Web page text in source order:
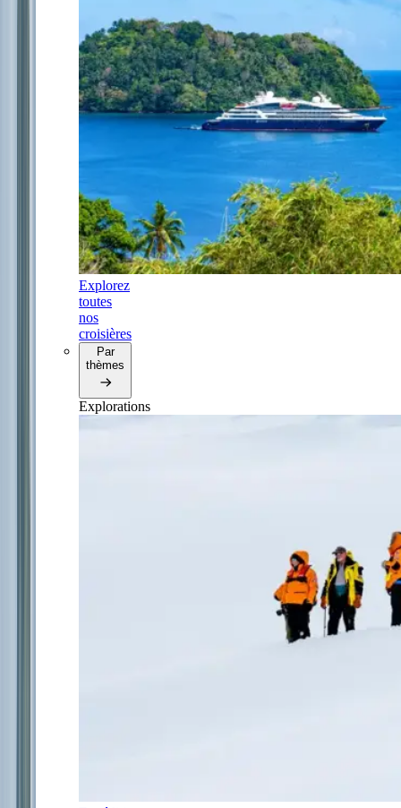
Explorez
toutes
nos
croisières
Par
thèmes
Explorations